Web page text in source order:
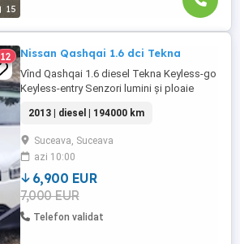
15
12 Nissan Qashqai 1.6 dci Tekna
Vînd Qashqai 1.6 diesel Tekna Keyless-go
Keyless-entry Senzori lumini și ploaie
Oglinzi și geamuri electrice Navigație mare
cu touch-screen Privacy glass (geamuri
negre din fabrică) Sistem audio Bose
Sistem hands-free Bluetooth Xenon fază
scurtă Dublu ...
2013 | diesel | 194000 km
Suceava, Suceava
azi 10:00
6,900 EUR
7,000 EUR
Telefon validat